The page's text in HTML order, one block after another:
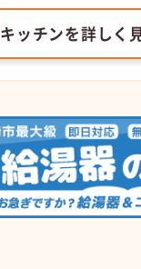
キッチンを詳しく